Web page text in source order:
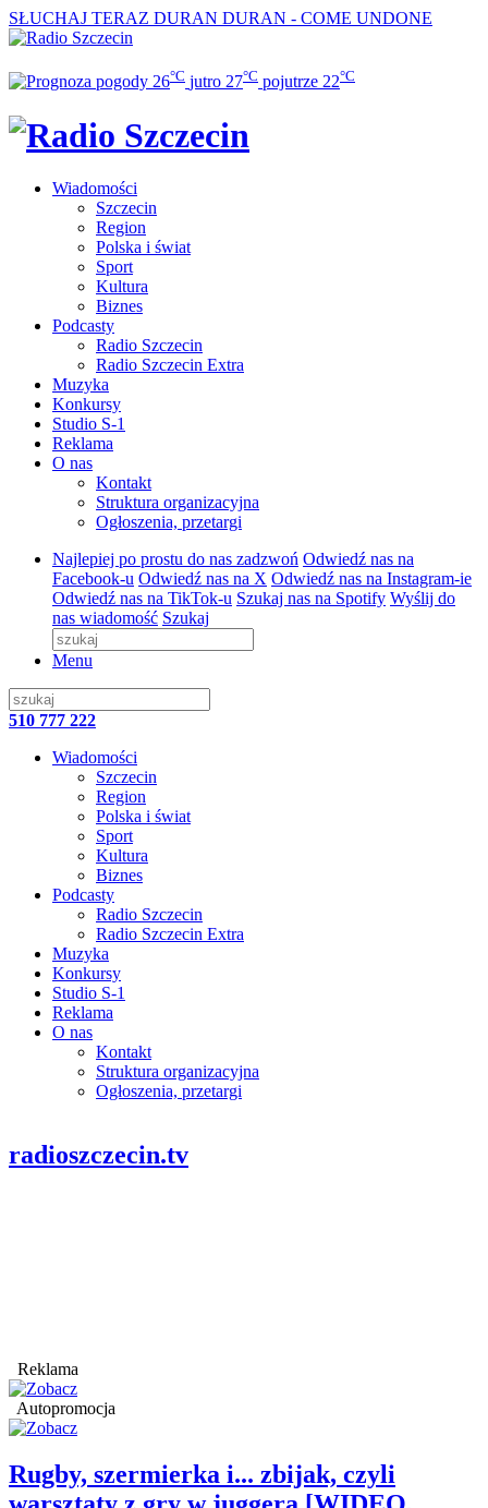
SŁUCHAJ TERAZ DURAN DURAN - COME UNDONE
26°C jutro 27°C pojutrze 22°C
Wiadomości
Szczecin
Region
Polska i świat
Sport
Kultura
Biznes
Podcasty
Radio Szczecin
Radio Szczecin Extra
Muzyka
Konkursy
Studio S-1
Reklama
O nas
Kontakt
Struktura organizacyjna
Ogłoszenia, przetargi
Najlepiej po prostu do nas zadzwoń Odwiedź nas na
Facebook-u Odwiedź nas na X Odwiedź nas na Instagram-ie
Odwiedź nas na TikTok-u Szukaj nas na Spotify Wyślij do
nas wiadomość Szukaj
Menu
510 777 222
Wiadomości
Szczecin
Region
Polska i świat
Sport
Kultura
Biznes
Podcasty
Radio Szczecin
Radio Szczecin Extra
Muzyka
Konkursy
Studio S-1
Reklama
O nas
Kontakt
Struktura organizacyjna
Ogłoszenia, przetargi
radioszczecin.tv
Reklama
Autopromocja
Rugby, szermierka i... zbijak, czyli